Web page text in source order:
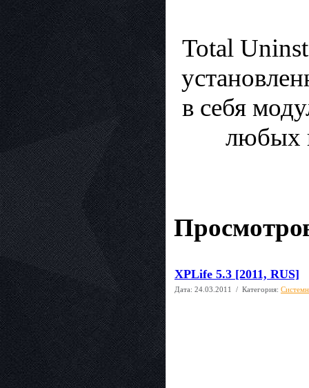
Total
в себя
любых
XPLife 5.3 [2011, RUS]
Дата: 24.03.2011 / Категория: